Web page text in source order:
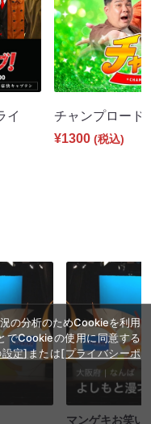
イ
チャンプロー
¥1300 (税込)
マンゲキお笑い
の分析のためCookieを利用
でCookieの使用に同意する
定]または[プライバシーポ